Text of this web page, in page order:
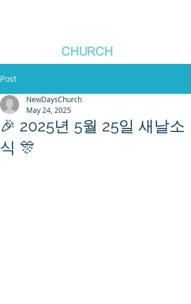
CHURCH
Post
🎉 2025년 5월 25일 새날소
식 🎊
NewDaysChurch
May 24, 2025